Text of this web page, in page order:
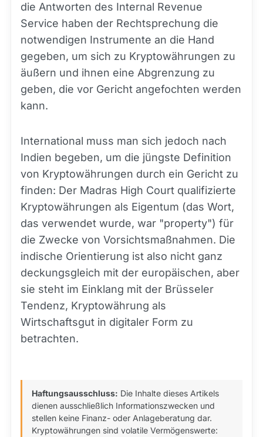
die Antworten des Internal Revenue
Service haben der Rechtsprechung die
notwendigen Instrumente an die Hand
gegeben, um sich zu Kryptowährungen zu
äußern und ihnen eine Abgrenzung zu
geben, die vor Gericht angefochten werden
kann.
International muss man sich jedoch nach
Indien begeben, um die jüngste Definition
von Kryptowährungen durch ein Gericht zu
finden: Der Madras High Court qualifizierte
Kryptowährungen als Eigentum (das Wort,
das verwendet wurde, war "property") für
die Zwecke von Vorsichtsmaßnahmen. Die
indische Orientierung ist also nicht ganz
deckungsgleich mit der europäischen, aber
sie steht im Einklang mit der Brüsseler
Tendenz, Kryptowährung als
Wirtschaftsgut in digitaler Form zu
betrachten.
Haftungsausschluss: Die Inhalte dieses Artikels
dienen ausschließlich Informationszwecken und
stellen keine Finanz- oder Anlageberatung dar.
Kryptowährungen sind volatile Vermögenswerte: